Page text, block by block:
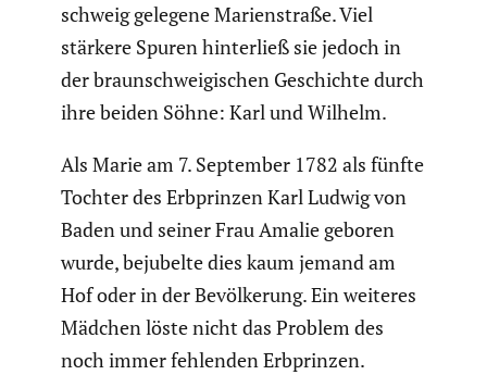
schweig gelegene Marien­straße. Viel
stärkere Spuren hinter­ließ sie jedoch in
der braun­schwei­gi­schen Geschichte durch
ihre beiden Söhne: Karl und Wilhelm.
Als Marie am 7. September 1782 als fünfte
Tochter des Erbprinzen Karl Ludwig von
Baden und seiner Frau Amalie geboren
wurde, bejubelte dies kaum jemand am
Hof oder in der Bevöl­ke­rung. Ein weiteres
Mädchen löste nicht das Problem des
noch immer fehlenden Erbprinzen.